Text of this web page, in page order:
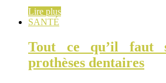
Lire plus
SANTÉ
Tout ce qu’il faut
prothèses dentaires